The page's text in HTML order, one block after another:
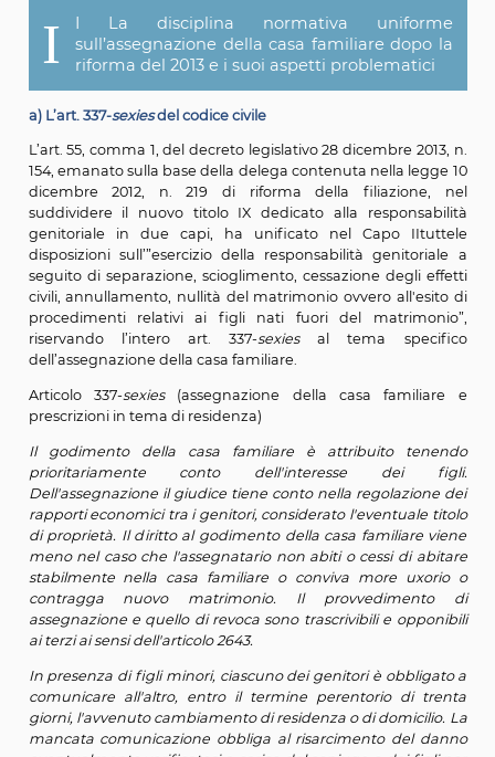
Cass. civ. Sez. VI, 27 ottobre 2020, n. 23473; Cass. civ.
31 dicembre 2020, n. 29977)
XVII
L’attuazione del provvedimento di assegnazione e
revoca
XVIII Il cambio di residenza del genitore assegnatario
XIX L'azione revocatoria avverso la vendita al terzo
familiare
Giurisprudenza
I I La disciplina normativa
sull’assegnazione della casa familiare
riforma del 2013 e i suoi aspetti
a) L’art. 337- sexiesdel codice civile
L’art. 55, comma 1, del decreto legislativo 28 dicembre
154, emanato sulla base della delega contenuta nella
dicembre 2012, n. 219 di riforma della
suddividere il nuovo titolo IX dedicato alla
genitoriale in due capi, ha unificato nel Capo
disposizioni sull’”esercizio della responsabilità
seguito di separazione, scioglimento, cessazione
civili, annullamento, nullità del matrimonio ovvero
procedimenti relativi ai figli nati fuori del
riservando l’intero art. 337-sexies al tema
dell’assegnazione della casa familiare.
prescrizioni in tema di residenza)
Il godimento della casa familiare è attribuito
prioritariamente conto dell'interesse